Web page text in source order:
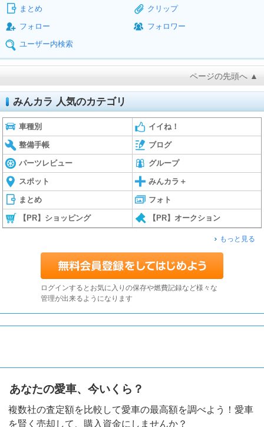
まとめ
クリップ
フォロー
フォロワー
ユーザー内検索
ページの先頭へ ▲
みんカラ 人気のカテゴリ
車種別 イイね！
整備手帳 ブログ
パーツレビュー グループ
スポット みんカラ＋
まとめ フォト
【PR】ショッピング 【PR】オークション
もっと見る
ログインするとお気に入りの保存や燃費記録など様々な
管理が出来るようになります
あなたの愛車、今いくら？
複数社の査定額を比較して愛車の最高額を調べよう！愛車
を賢く売却して、購入資金にしませんか？